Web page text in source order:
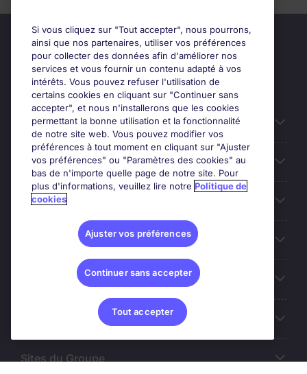
Candidats
Entreprises
Contact
Les avis Google
Nos offres d'emploi
Sites du Groupe
Si vous cliquez sur "Tout accepter", nous pourrons,
ainsi que nos partenaires, utiliser vos préférences
pour collecter des données afin d'améliorer nos
services et vous fournir un contenu adapté à vos
intérêts. Vous pouvez refuser l'utilisation de
certains cookies en cliquant sur "Continuer sans
accepter", et nous n'installerons que les cookies
permettant la bonne utilisation et la fonctionnalité
de notre site web. Vous pouvez modifier vos
préférences à tout moment en cliquant sur "Ajuster
vos préférences" ou "Paramètres des cookies" au
bas de n'importe quelle page de notre site. Pour
plus d'informations, veuillez lire notre Politique de
cookies
Ajuster vos préférences
Continuer sans accepter
Tout accepter